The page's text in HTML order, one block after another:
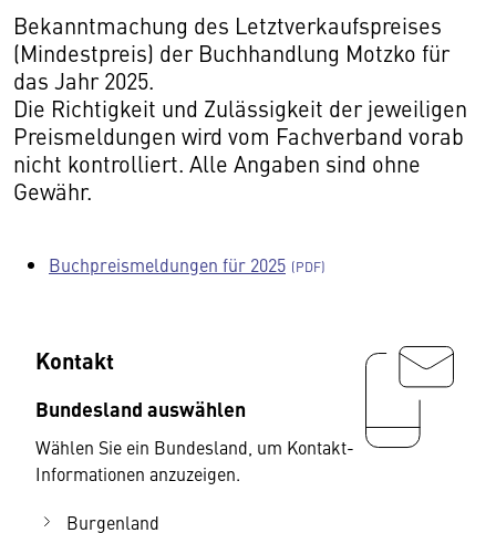
Bekanntmachung des Letztverkaufspreises
(Mindestpreis) der Buchhandlung Motzko für
das Jahr 2025.
Die Richtigkeit und Zulässigkeit der jeweiligen
Preismeldungen wird vom Fachverband vorab
nicht kontrolliert. Alle Angaben sind ohne
Gewähr.
Buchpreismeldungen für 2025
Kontakt
Bundesland auswählen
Wählen Sie ein Bundesland, um Kontakt-
Informationen anzuzeigen.
Burgenland